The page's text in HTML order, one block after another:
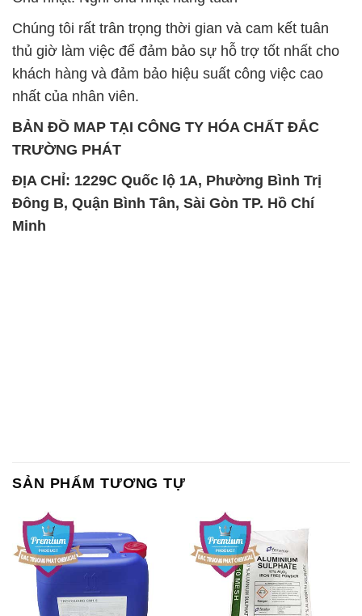
BẢN ĐỒ MAP TẠI CÔNG TY HÓA CHẤT ĐẮC
TRƯỜNG PHÁT
ĐỊA CHỈ: 1229C Quốc lộ 1A, Phường Bình Trị
Đông B, Quận Bình Tân, Sài Gòn TP. Hồ Chí
Minh
Chất Bảo Quản CMIT Thái
Lan Thailand
Phèn Nhôm – Al2(SO4)3 17%
Ấn Độ India